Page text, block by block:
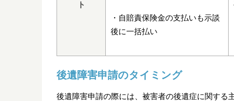
ト
・自賠責保険金の支払いも示談
後に一括払い
後遺障害申請のタイミング
後遺障害申請の際には、被害者の後遺症に関する